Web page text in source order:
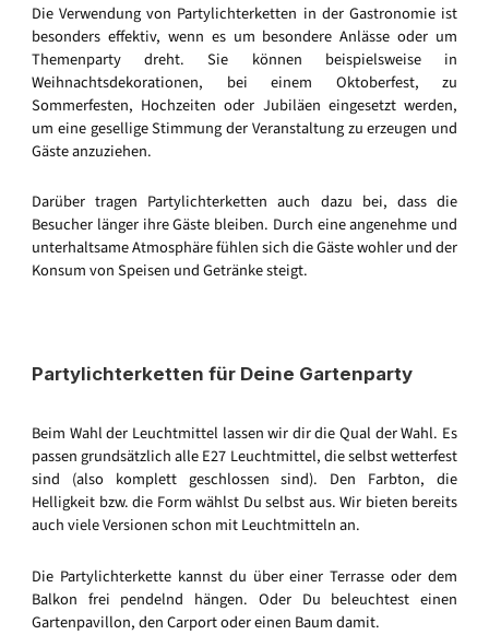
Die Verwendung von Partylichterketten in der Gastronomie ist
besonders effektiv, wenn es um besondere Anlässe oder um
Themenparty dreht. Sie können beispielsweise in
Weihnachtsdekorationen, bei einem Oktoberfest, zu
Sommerfesten, Hochzeiten oder Jubiläen eingesetzt werden,
um eine gesellige Stimmung der Veranstaltung zu erzeugen und
Gäste anzuziehen.
Darüber tragen Partylichterketten auch dazu bei, dass die
Besucher länger ihre Gäste bleiben. Durch eine angenehme und
unterhaltsame Atmosphäre fühlen sich die Gäste wohler und der
Konsum von Speisen und Getränke steigt.
Partylichterketten für Deine Gartenparty
Beim Wahl der Leuchtmittel lassen wir dir die Qual der Wahl. Es
passen grundsätzlich alle E27 Leuchtmittel, die selbst wetterfest
sind (also komplett geschlossen sind). Den Farbton, die
Helligkeit bzw. die Form wählst Du selbst aus. Wir bieten bereits
auch viele Versionen schon mit Leuchtmitteln an.
Die Partylichterkette kannst du über einer Terrasse oder dem
Balkon frei pendelnd hängen. Oder Du beleuchtest einen
Gartenpavillon, den Carport oder einen Baum damit.